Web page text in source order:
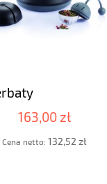
163,00 zł
Cena netto: 132,52 zł